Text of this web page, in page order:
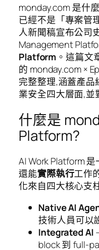
monday.com 是什
已經不是「專案管
人新聞稿宣布公司
Management
Platform 。這篇文
的 monday.com ×
完整整理,涵蓋產
業安全四大層面,並
什麼是
Platform?
AI Work Platform
還能實際執行工作
化來自四大核心支
Native AI
技術人員可以
Integrated AI
block 到 full-